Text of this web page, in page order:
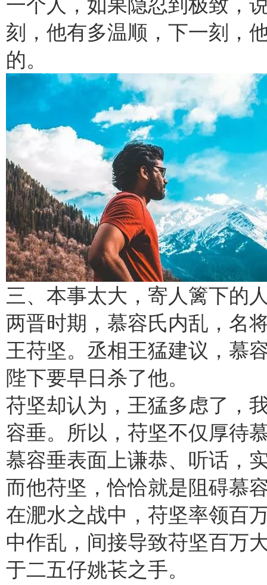
一个人，如果隐忍到极致，
刻，他有多温顺，下一刻，
的。
三、本事太大，寄人篱下的
两晋时期，慕容氏内乱，名
王苻坚。丞相王猛建议，慕
陛下要早日杀了他。
苻坚却认为，王猛多虑了，
容垂。所以，苻坚不仅厚待
慕容垂表面上谦恭、听话，
而他苻坚，恰恰就是阻碍慕
在淝水之战中，苻坚率领百
中作乱，间接导致苻坚百万
于二五仔姚苌之手。